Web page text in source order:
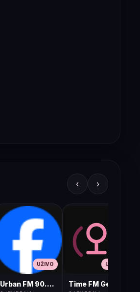
‹ ›
UŽIVO
Urban FM 90.8 Skopje
UŽIVO
Time FM Gevgelija